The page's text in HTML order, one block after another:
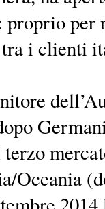
proprio per
i clienti
Oceania